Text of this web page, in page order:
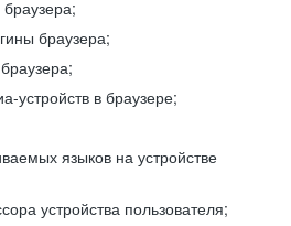
браузера;
устройств в браузере;
языков на устройстве
устройства пользователя;